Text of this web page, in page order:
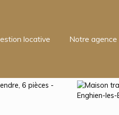
locative Notre agence